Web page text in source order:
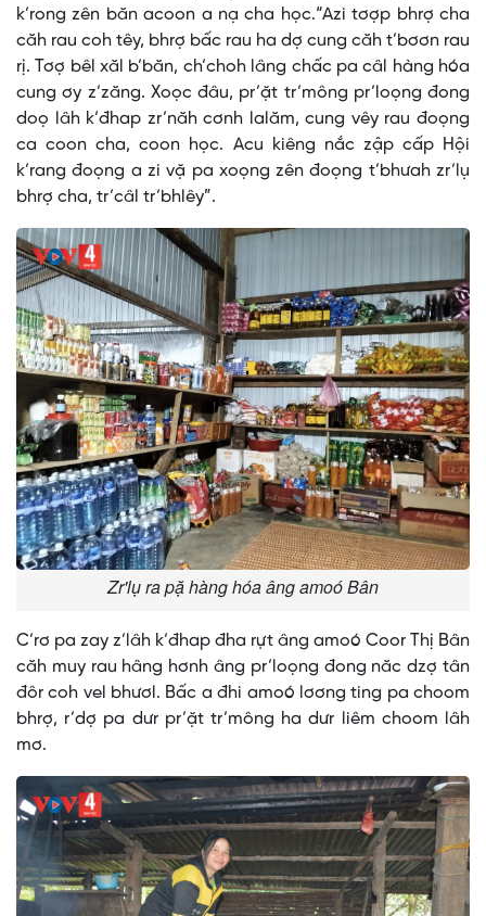
k’rong zên băn acoon a nạ cha học.“Azi tơợp bhrợ cha
căh rau coh têy, bhrợ bấc rau ha dợ cung căh t’bơơn rau
rị. Tơợ bêl xăl b’băn, ch’choh lâng chấc pa câl hàng hóa
cung ơy z’zăng. Xoọc đâu, pr’ặt tr’mông pr’loọng đong
doọ lâh k’đhap zr’năh cơnh lalăm, cung vêy rau đoọng
ca coon cha, coon học. Acu kiêng nắc zập cấp Hội
k’rang đoọng a zi vặ pa xoọng zên đoọng t’bhưah zr’lụ
bhrợ cha, tr’câl tr’bhlêy”.
Zr'lụ ra pặ hàng hóa âng amoó Bân
C’rơ pa zay z’lâh k’đhap đha rựt âng amoó Coor Thị Bân
căh muy rau hâng hơnh âng pr’loọng đong năc dzợ tân
đôr coh vel bhươl. Bấc a đhi amoó lơơng ting pa choom
bhrợ, r’dợ pa dưr pr’ặt tr’mông ha dưr liêm choom lâh
mơ.